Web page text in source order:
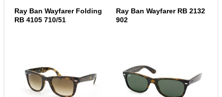
Ray Ban Wayfarer Folding
RB 4105 710/51
Ray Ban Wayfarer RB 2132
902